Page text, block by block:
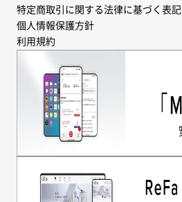
特定商取引に関する法律に基づく表記
個人情報保護方針
利用規約